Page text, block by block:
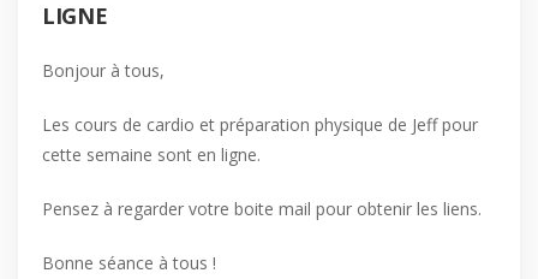
LIGNE
Bonjour à tous,
Les cours de cardio et préparation physique de Jeff pour
cette semaine sont en ligne.
Pensez à regarder votre boite mail pour obtenir les liens.
Bonne séance à tous !